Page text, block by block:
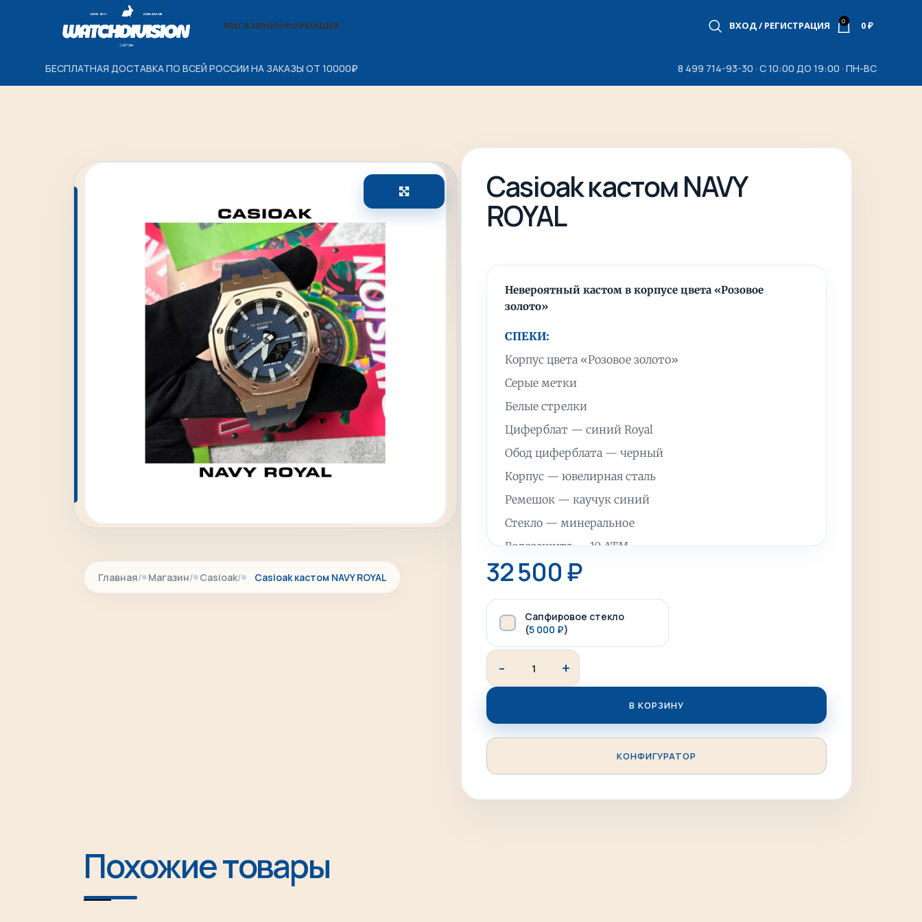
МАГАЗИНИНФОРМАЦИЯ ВХОД / РЕГИСТРАЦИЯ 0 0₽
БЕСПЛАТНАЯ ДОСТАВКА ПО ВСЕЙ РОССИИ НА ЗАКАЗЫ ОТ 10000₽ 8 499 714-93-30 · С 10:00 ДО 19:00 · ПН-ВС
Главная Магазин Casioak Casioak кастом NAVY ROYAL
Casioak кастом NAVY
ROYAL
Невероятный кастом в корпусе цвета «Розовое
золото»
СПЕКИ:
Корпус цвета «Розовое золото»
Серые метки
Белые стрелки
Циферблат — синий Royal
Обод циферблата — черный
Корпус — ювелирная сталь
Ремешок — каучук синий
Стекло — минеральное
Водозащита — 10 АТМ
Диаметр часов — 41 мм
Опционально можно добавить сапфировое стекло и
подарочную упаковку.
32 500₽
Сапфировое стекло
(5 000 ₽)
В КОРЗИНУ
КОНФИГУРАТОР
Похожие товары